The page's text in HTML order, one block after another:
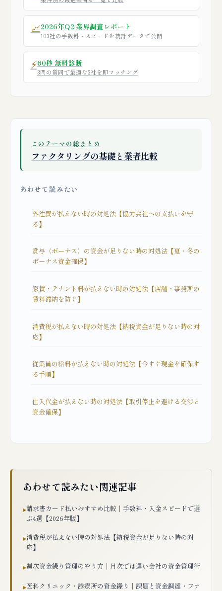
📈2026年Q2 業界調査レポート
103社の手数料・スピードを統計データで公開
⚡60秒 無料診断
3問の質問で最適な3社を即マッチング
このテーマの総まとめ
ファクタリングの基礎と業者比較
あわせて読みたい
外注費が払えない時の対処法【協力会社への支払いを守
る】
賞与（ボーナス）の資金が足りない時の対処法【夏・冬の
ボーナス資金確保】
家賃・テナント料が払えない時の対処法【店舗・事務所の
賃料滞納を防ぐ】
消費税が払えない時の対処法【納税資金が足りない時の対
応】
従業員の給料が払えない時の対処法【今すぐ現金を確保す
る手順】
仕入代金が払えない時の対処法【取引停止を避ける交渉と
資金確保】
あわせて読みたい関連記事
▸請求書カード払いおすすめ比較｜手数料・入金スピードで選
ぶ4選【2026年版】
▸消費税が払えない時の対処法【納税資金が足りない時の対
応】
▸週次資金繰り管理のやり方｜月次では遅い会社の資金管理術
▸医科クリニック・診療所の資金繰り｜課題と資金調達・ファ